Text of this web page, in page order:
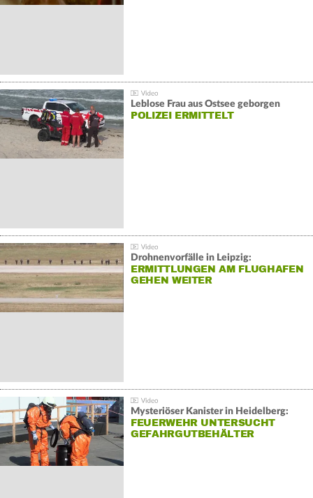
Leblose Frau aus Ostsee geborgen
POLIZEI ERMITTELT
Drohnenvorfälle in Leipzig:
ERMITTLUNGEN AM FLUGHAFEN
GEHEN WEITER
Mysteriöser Kanister in Heidelberg:
FEUERWEHR UNTERSUCHT
GEFAHRGUTBEHÄLTER